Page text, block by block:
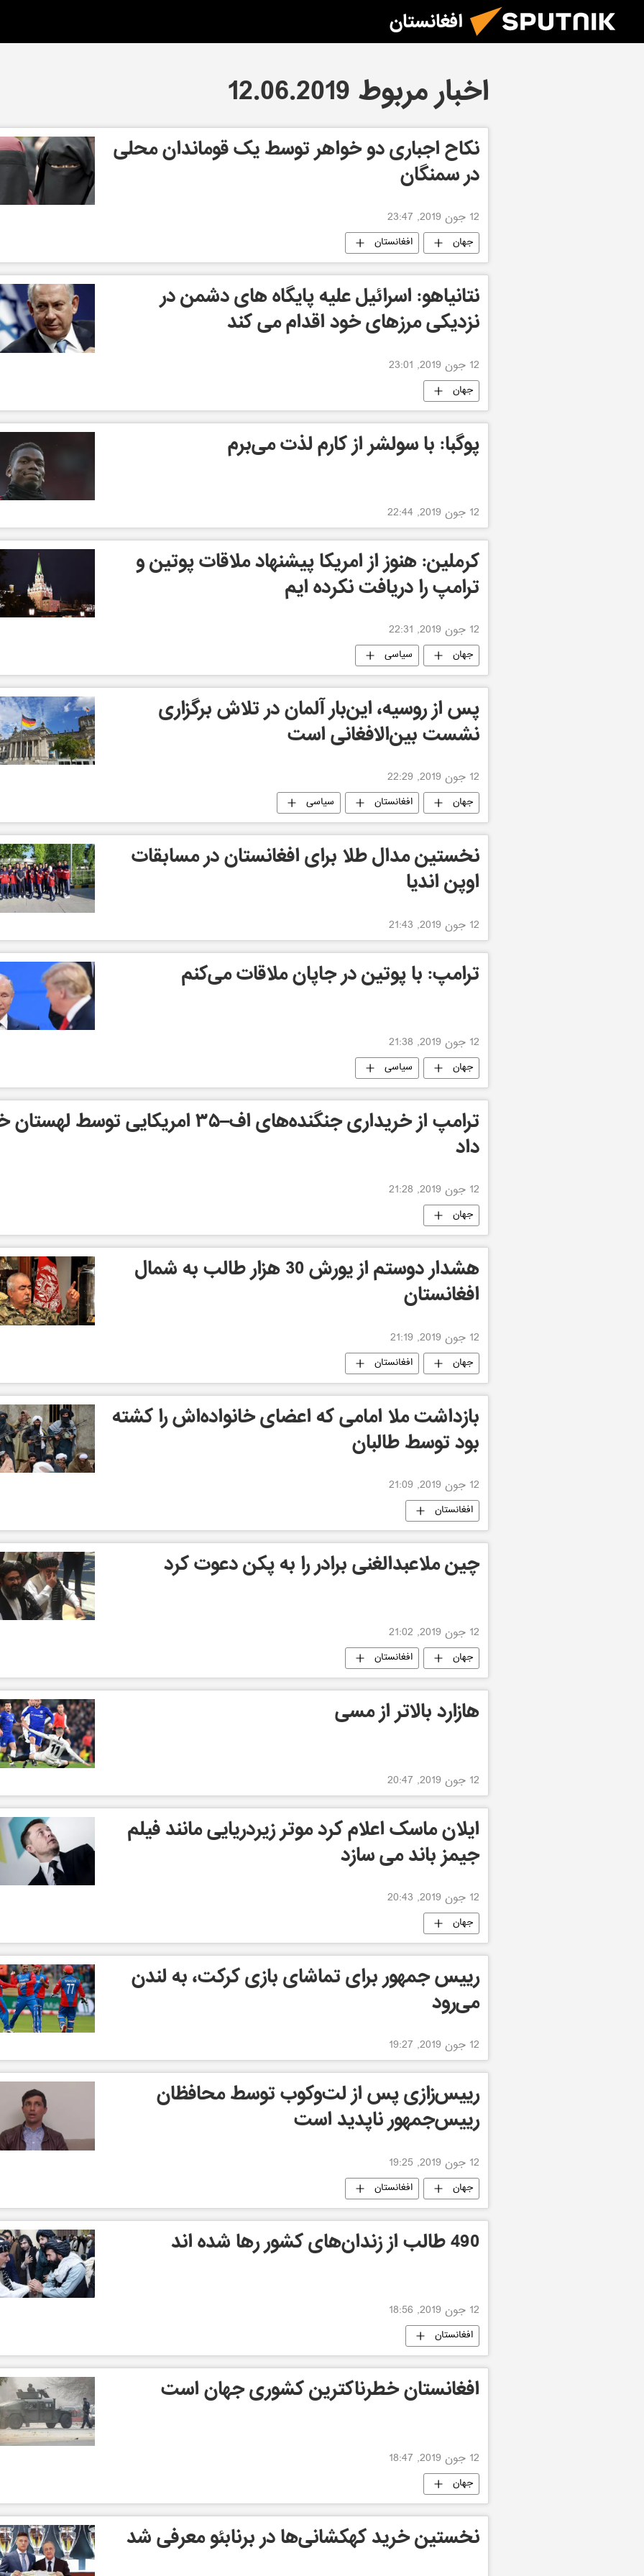
افغانستان
اخبار مربوط 12.06.2019
نکاح اجباری دو خواهر توسط یک قوماندان محلی
در سمنگان
12 جون 2019, 23:47
جهان افغانستان
نتانیاهو: اسرائیل علیه پایگاه های دشمن در
نزدیکی مرزهای خود اقدام می کند
12 جون 2019, 23:01
جهان
پوگبا: با سولشر از کارم لذت می‌برم
12 جون 2019, 22:44
کرملین: هنوز از امریکا پیشنهاد ملاقات پوتین و
ترامپ را دریافت نکرده ایم
12 جون 2019, 22:31
جهان سیاسی
پس از روسیه، این‌بار آلمان در تلاش برگزاری
نشست بین‌الافغانی است
12 جون 2019, 22:29
جهان افغانستان سیاسی
نخستین مدال طلا برای افغانستان در مسابقات
اوپن اندیا
12 جون 2019, 21:43
ترامپ: با پوتین در جاپان ملاقات می‌کنم
12 جون 2019, 21:38
جهان سیاسی
ترامپ از خریداری جنگنده‌های اف–۳۵ امریکایی توسط
داد
12 جون 2019, 21:28
جهان
هشدار دوستم از یورش 30 هزار طالب به شمال
افغانستان
12 جون 2019, 21:19
جهان افغانستان
بازداشت ملا امامی که اعضای خانواده‌اش را کشته
بود توسط طالبان
12 جون 2019, 21:09
افغانستان
چین ملاعبدالغنی برادر را به پکن دعوت کرد
12 جون 2019, 21:02
جهان افغانستان
هازارد بالاتر از مسی
12 جون 2019, 20:47
ایلان ماسک اعلام کرد موتر زیردریایی مانند فیلم
جیمز باند می سازد
12 جون 2019, 20:43
جهان
رییس جمهور برای تماشای بازی کرکت، به لندن
می‌رود
12 جون 2019, 19:27
رییس‌زازی پس از لت‌وکوب توسط محافظان
رییس‌جمهور ناپدید است
12 جون 2019, 19:25
جهان افغانستان
490 طالب از زندان‌های کشور رها شده اند
12 جون 2019, 18:56
افغانستان
افغانستان خطرناکترین کشوری جهان است
12 جون 2019, 18:47
جهان
نخستین خرید کهکشانی‌ها در برنابئو معرفی شد